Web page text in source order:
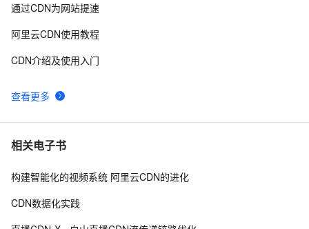
10静态资源CDN   配置
查看更多
通过CDN为网站提速
阿里云CDN使用教程
CDN介绍及使用入门
相关电子书
构建智能化的视频系统 阿里云CDN的进化
CDN数据化实践